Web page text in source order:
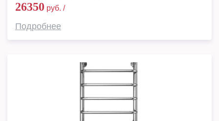
26350 руб. /
Подробнее